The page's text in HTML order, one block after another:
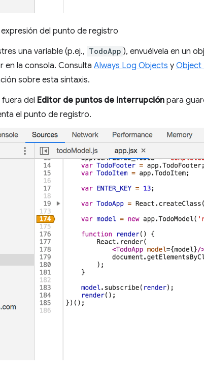
del punto de registro
una variable (p.ej., TodoApp ), envuélvela en un
en la consola. Consulta Always Log Objects y Object
sobre esta sintaxis.
del Editor de puntos de interrupción para
el punto de registro.